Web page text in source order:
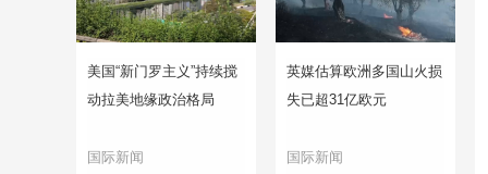
美国“新门罗主义”持续搅
动拉美地缘政治格局
国际新闻
英媒估算欧洲多国山火损
失已超31亿欧元
国际新闻